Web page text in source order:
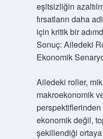
eşitsizliğin
fırsatların daha
için kritik bir
Sonuç: Ailedeki
Ekonomik
Ailedeki roller,
makroekonomik
ekonomik değil,
şekillendiği ortaya